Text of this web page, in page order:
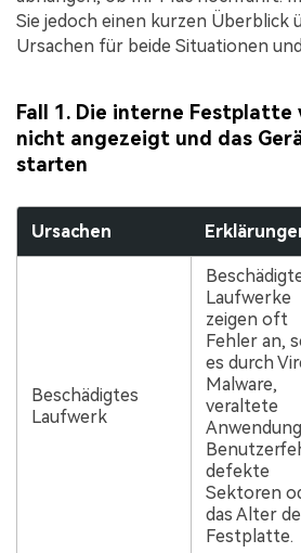
Sie jedoch einen kurzen Überblick
Ursachen für beide Situationen
Fall 1. Die interne Festplatte
nicht angezeigt und das
starten
Ursachen
Beschädigtes
Laufwerk
Laufwerke
zeigen oft
Fehler an,
es durch
Malware,
veraltete
defekte
Sektoren
das Alter
Festplatte.